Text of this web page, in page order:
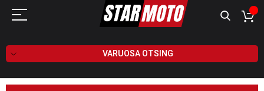
VARUOSA OTSING